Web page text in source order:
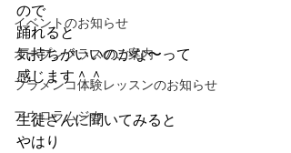
イベントのお知らせ
オープンクラスのご案内
フラメンコ体験レッスンのお知らせ
アウロラムジカ
ので
踊れると
気持ちがいいのかな〜って
感じます＾＾
生徒さんに聞いてみると
やはり